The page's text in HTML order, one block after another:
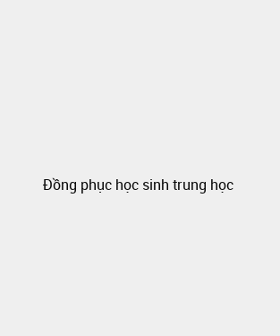
Đồng phục học sinh trung học